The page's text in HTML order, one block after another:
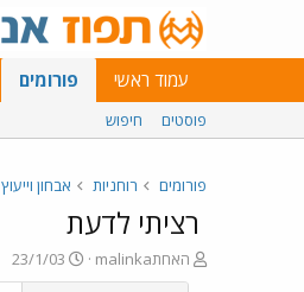
עמוד ראשי פורומים
פוסטים חיפוש
פורומים רוחניות אבחון וייעוץ
רציתי לדעת
פ
ו
malinkaהאחת
פ
ו
23/1/03